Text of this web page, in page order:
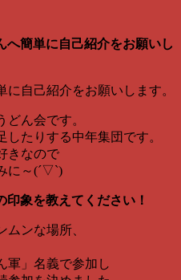
へ簡単に自己紹介をお願いし
自己紹介をお願いします。
ん会です。
たりする中年集団です。
きなので
に～(´▽`)
印象を教えてください！
ンな場所、
軍」名義で参加し